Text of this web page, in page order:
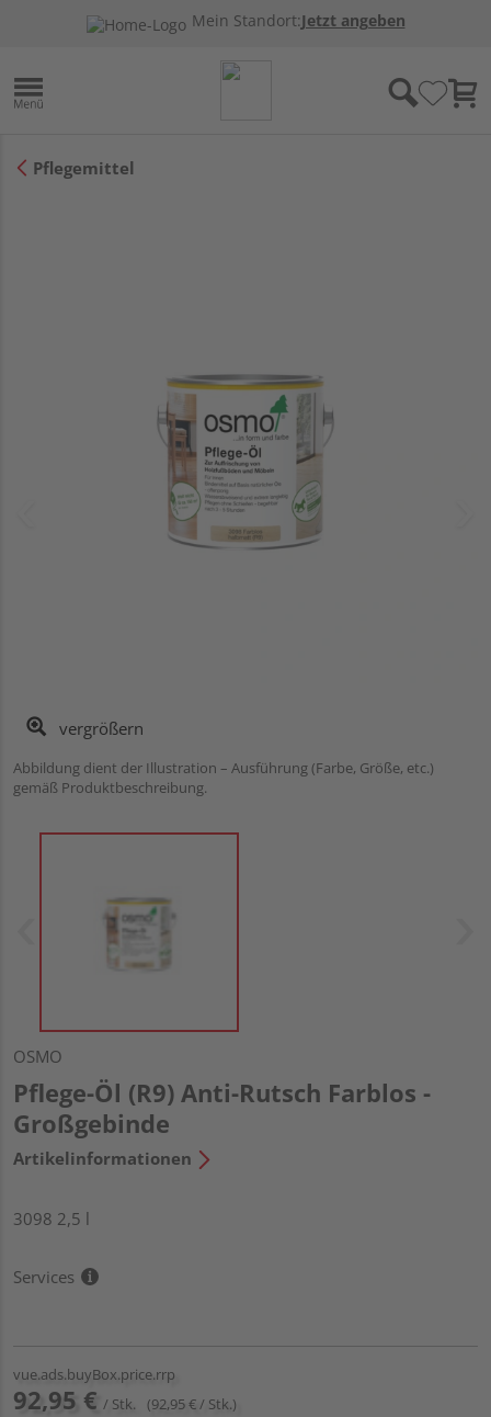
Mein Standort:Jetzt angeben
Pflegemittel
vergrößern
Abbildung dient der Illustration – Ausführung (Farbe, Größe, etc.)
gemäß Produktbeschreibung.
OSMO
Pflege-Öl (R9) Anti-Rutsch Farblos -
Großgebinde
Artikelinformationen
3098 2,5 l
Services
vue.ads.buyBox.price.rrp
92,95 € / Stk. (92,95 € / Stk.)